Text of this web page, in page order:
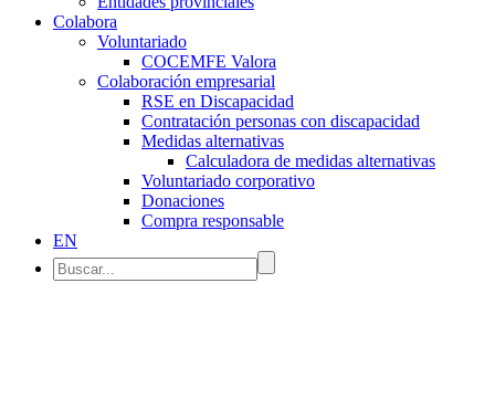
Colabora
Voluntariado
COCEMFE Valora
Colaboración empresarial
RSE en Discapacidad
Contratación personas con discapacidad
Medidas alternativas
Calculadora de medidas alternativas
Voluntariado corporativo
Donaciones
Compra responsable
EN